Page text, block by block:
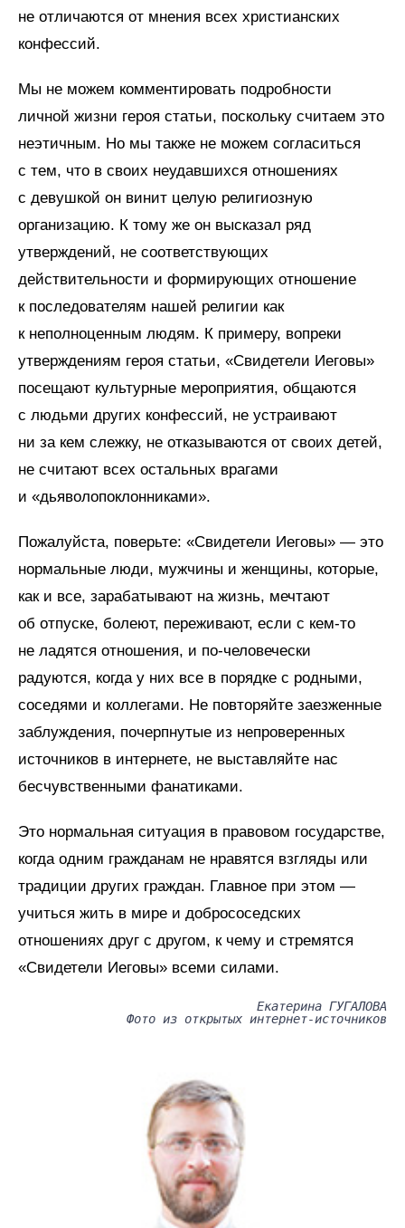
не отличаются от мнения всех христианских
конфессий.
Мы не можем комментировать подробности
личной жизни героя статьи, поскольку считаем это
неэтичным. Но мы также не можем согласиться
с тем, что в своих неудавшихся отношениях
с девушкой он винит целую религиозную
организацию. К тому же он высказал ряд
утверждений, не соответствующих
действительности и формирующих отношение
к последователям нашей религии как
к неполноценным людям. К примеру, вопреки
утверждениям героя статьи, «Свидетели Иеговы»
посещают культурные мероприятия, общаются
с людьми других конфессий, не устраивают
ни за кем слежку, не отказываются от своих детей,
не считают всех остальных врагами
и «дьяволопоклонниками».
Пожалуйста, поверьте: «Свидетели Иеговы» — это
нормальные люди, мужчины и женщины, которые,
как и все, зарабатывают на жизнь, мечтают
об отпуске, болеют, переживают, если с кем-то
не ладятся отношения, и по-человечески
радуются, когда у них все в порядке с родными,
соседями и коллегами. Не повторяйте заезженные
заблуждения, почерпнутые из непроверенных
источников в интернете, не выставляйте нас
бесчувственными фанатиками.
Это нормальная ситуация в правовом государстве,
когда одним гражданам не нравятся взгляды или
традиции других граждан. Главное при этом —
учиться жить в мире и добрососедских
отношениях друг с другом, к чему и стремятся
«Свидетели Иеговы» всеми силами.
Екатерина ГУГАЛОВА
Фото из открытых интернет-источников